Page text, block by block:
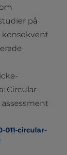
på
konsekvent
Circular
circular-